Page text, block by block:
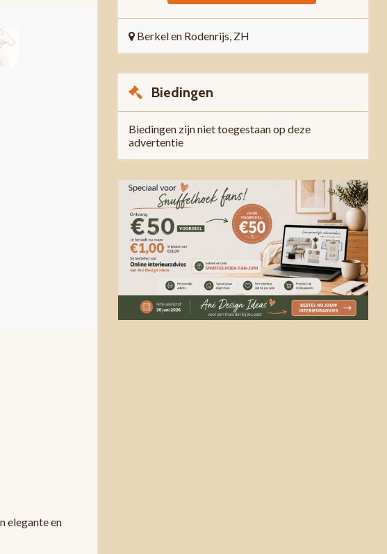
elegante en
Berkel en Rodenrijs, ZH
Biedingen
Biedingen zijn niet toegestaan op deze
advertentie